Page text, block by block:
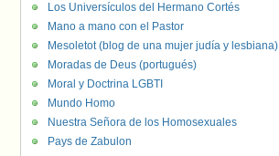
Los Universículos del Hermano Cortés
Mano a mano con el Pastor
Mesoletot (blog de una mujer judía y lesbiana)
Moradas de Deus (portugués)
Moral y Doctrina LGBTI
Mundo Homo
Nuestra Señora de los Homosexuales
Pays de Zabulon